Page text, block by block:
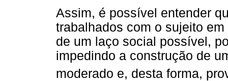
Assim, é possível entender
trabalhados com o sujeito
de um laço social possível,
impedindo a construção de
moderado e, desta forma,